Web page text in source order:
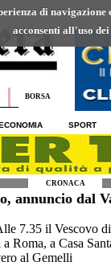
di
acconsenti all'uso
BORSA
SPORT
CRONACA
annuncio dal
7.35 il Vescovo
Roma, a Casa
al Gemelli